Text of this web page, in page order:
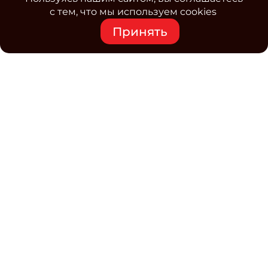
с тем, что мы используем cookies
Принять